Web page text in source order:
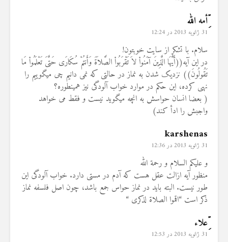
ِِّّأمه الله
31 ژانویه 2013 در 12:24
سلام. با تشکر از سایت خوبتون!
در این آیه((أَيُّهَا الَّذِينَ آمَنُواْ لاَ تَقْرَبُواْ الصَّلاَةَ وَأَنتُمْ سُكَارَى حَتَّىَ تَعْلَمُواْ مَا
تَقُولُونَ)) نزدیک شدن به نماز در حالتی که نمی دانیم چی میگوییم را
نهی کرده، این حکم در موارد خواب آلودگی نیز همینطوره؟
( بعضا انسان حواسش به انچه میگوید نیست و فقط می خواهد
واجبش را ادأ کند)
karshenas
31 ژانویه 2013 در 12:36
و علیکم السلام و رحمة الله
منظور آیه ازالت عقل هست که آدم در مستی دارد. خواب آلودگی این
طور نیست. البته باید در نماز حواس جمع باشد، چون اصل فلسفه نماز
ذکر است “اقموا الصلاة لذکری “
ِِّّعلاء
31 ژانویه 2013 در 12:53